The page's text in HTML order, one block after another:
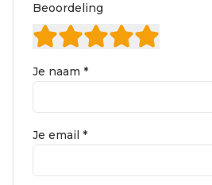
Beoordeling
Je naam *
Je email *